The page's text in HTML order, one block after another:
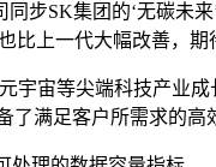
步SK集团的‘无碳未
比上一代大幅改善，
宇宙等尖端科技产业
了满足客户所需求的高